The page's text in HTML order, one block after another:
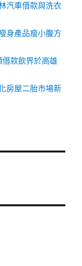
汽車借款與洗衣
身產品瘦小腹方
款飲界於高雄
房屋二胎市場新